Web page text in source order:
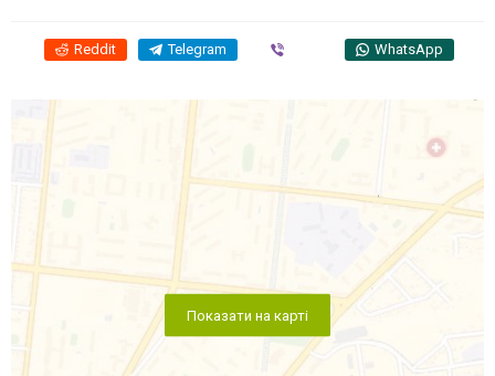
Reddit Telegram WhatsApp
Показати на карті